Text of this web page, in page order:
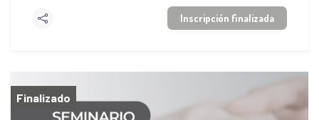
Inscripción finalizada
Finalizado